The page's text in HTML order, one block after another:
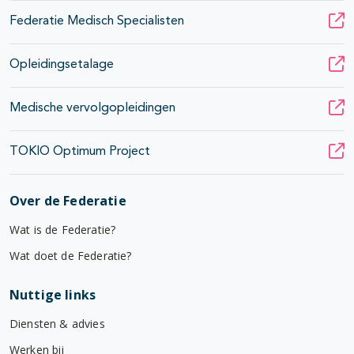
Federatie Medisch Specialisten
Opleidingsetalage
Medische vervolgopleidingen
TOKIO Optimum Project
Over de Federatie
Wat is de Federatie?
Wat doet de Federatie?
Nuttige links
Diensten & advies
Werken bij